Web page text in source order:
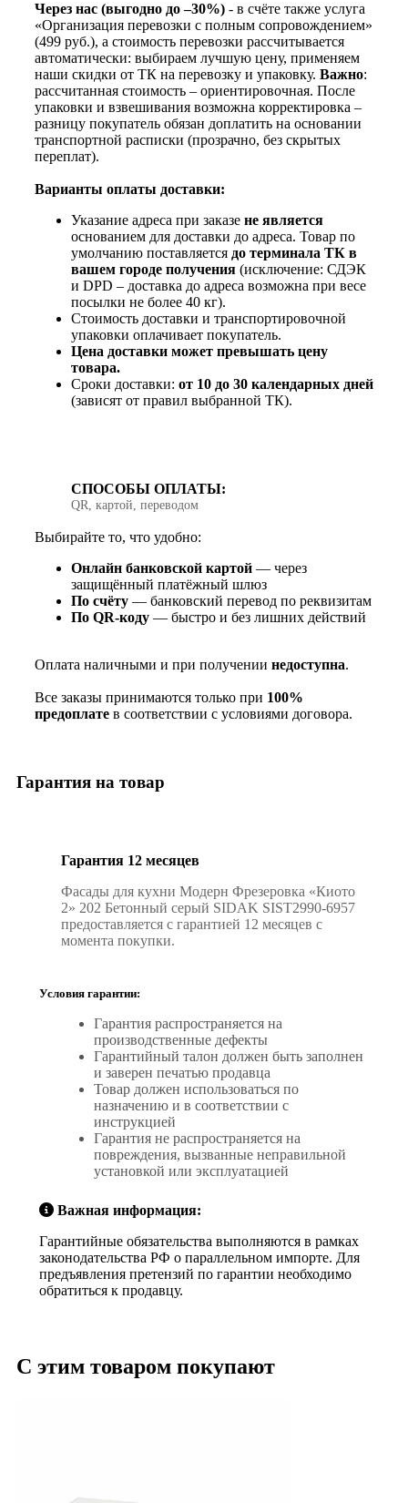
Через нас (выгодно до –30%) - в счёте также услуга
«Организация перевозки с полным сопровождением»
(499 руб.), а стоимость перевозки рассчитывается
автоматически: выбираем лучшую цену, применяем
наши скидки от ТК на перевозку и упаковку. Важно:
рассчитанная стоимость – ориентировочная. После
упаковки и взвешивания возможна корректировка –
разницу покупатель обязан доплатить на основании
транспортной расписки (прозрачно, без скрытых
переплат).
Варианты оплаты доставки:
Указание адреса при заказе не является
основанием для доставки до адреса. Товар по
умолчанию поставляется до терминала ТК в
вашем городе получения (исключение: СДЭК
и DPD – доставка до адреса возможна при весе
посылки не более 40 кг).
Стоимость доставки и транспортировочной
упаковки оплачивает покупатель.
Цена доставки может превышать цену
товара.
Сроки доставки: от 10 до 30 календарных дней
(зависят от правил выбранной ТК).
СПОСОБЫ ОПЛАТЫ:
QR, картой, переводом
Выбирайте то, что удобно:
Онлайн банковской картой — через
защищённый платёжный шлюз
По счёту — банковский перевод по реквизитам
По QR‑коду — быстро и без лишних действий
Оплата наличными и при получении недоступна.
Все заказы принимаются только при 100%
предоплате в соответствии с условиями договора.
Гарантия на товар
Гарантия 12 месяцев
Фасады для кухни Модерн Фрезеровка «Киото
2» 202 Бетонный серый SIDAK SIST2990-6957
предоставляется с гарантией 12 месяцев с
момента покупки.
Условия гарантии:
Гарантия распространяется на
производственные дефекты
Гарантийный талон должен быть заполнен
и заверен печатью продавца
Товар должен использоваться по
назначению и в соответствии с
инструкцией
Гарантия не распространяется на
повреждения, вызванные неправильной
установкой или эксплуатацией
Важная информация:
Гарантийные обязательства выполняются в рамках
законодательства РФ о параллельном импорте. Для
предъявления претензий по гарантии необходимо
обратиться к продавцу.
С этим товаром покупают